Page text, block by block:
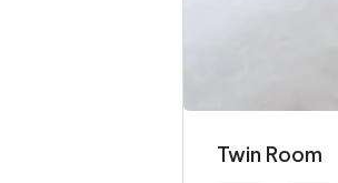
Twin Room